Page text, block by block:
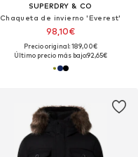
SUPERDRY & CO
Chaqueta de invierno 'Everest'
98,10€
Precio original: 189,00€
Último precio más bajo:92,65€